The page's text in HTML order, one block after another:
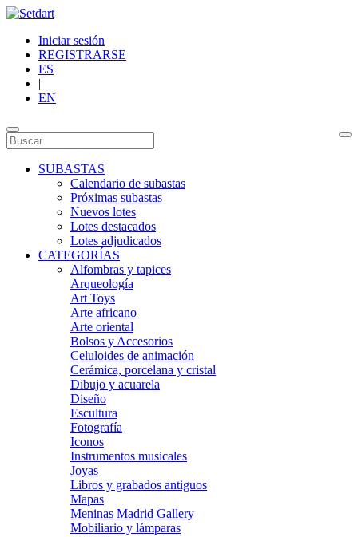
Iniciar sesión
REGISTRARSE
ES
|
EN
SUBASTAS
Calendario de subastas
Próximas subastas
Nuevos lotes
Lotes destacados
Lotes adjudicados
CATEGORÍAS
Alfombras y tapices
Arqueología
Art Toys
Arte africano
Arte oriental
Bolsos y Accesorios
Celuloides de animación
Cerámica, porcelana y cristal
Dibujo y acuarela
Diseño
Escultura
Fotografía
Iconos
Instrumentos musicales
Joyas
Libros y grabados antiguos
Mapas
Meninas Madrid Gallery
Mobiliario y lámparas